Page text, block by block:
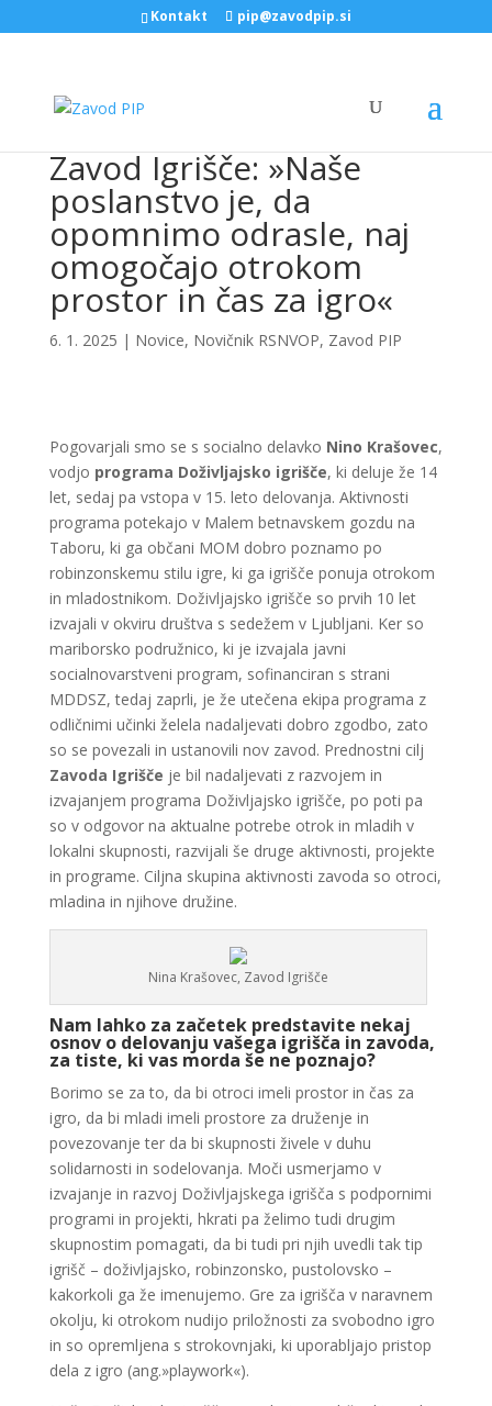
Kontakt pip@zavodpip.si
Zavod Igrišče: »Naše
poslanstvo je, da
opomnimo odrasle, naj
omogočajo otrokom
prostor in čas za igro«
6. 1. 2025 | Novice, Novičnik RSNVOP, Zavod PIP
Pogovarjali smo se s socialno delavko Nino Krašovec,
vodjo programa Doživljajsko igrišče, ki deluje že 14
let, sedaj pa vstopa v 15. leto delovanja. Aktivnosti
programa potekajo v Malem betnavskem gozdu na
Taboru, ki ga občani MOM dobro poznamo po
robinzonskemu stilu igre, ki ga igrišče ponuja otrokom
in mladostnikom. Doživljajsko igrišče so prvih 10 let
izvajali v okviru društva s sedežem v Ljubljani. Ker so
mariborsko podružnico, ki je izvajala javni
socialnovarstveni program, sofinanciran s strani
MDDSZ, tedaj zaprli, je že utečena ekipa programa z
odličnimi učinki želela nadaljevati dobro zgodbo, zato
so se povezali in ustanovili nov zavod. Prednostni cilj
Zavoda Igrišče je bil nadaljevati z razvojem in
izvajanjem programa Doživljajsko igrišče, po poti pa
so v odgovor na aktualne potrebe otrok in mladih v
lokalni skupnosti, razvijali še druge aktivnosti, projekte
in programe. Ciljna skupina aktivnosti zavoda so otroci,
mladina in njihove družine.
Nina Krašovec, Zavod Igrišče
Nam lahko za začetek predstavite nekaj
osnov o delovanju vašega igrišča in zavoda,
za tiste, ki vas morda še ne poznajo?
Borimo se za to, da bi otroci imeli prostor in čas za
igro, da bi mladi imeli prostore za druženje in
povezovanje ter da bi skupnosti živele v duhu
solidarnosti in sodelovanja. Moči usmerjamo v
izvajanje in razvoj Doživljajskega igrišča s podpornimi
programi in projekti, hkrati pa želimo tudi drugim
skupnostim pomagati, da bi tudi pri njih uvedli tak tip
igrišč – doživljajsko, robinzonsko, pustolovsko –
kakorkoli ga že imenujemo. Gre za igrišča v naravnem
okolju, ki otrokom nudijo priložnosti za svobodno igro
in so opremljena s strokovnjaki, ki uporabljajo pristop
dela z igro (ang.»playwork«).